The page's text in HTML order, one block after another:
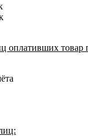
оплативших товар